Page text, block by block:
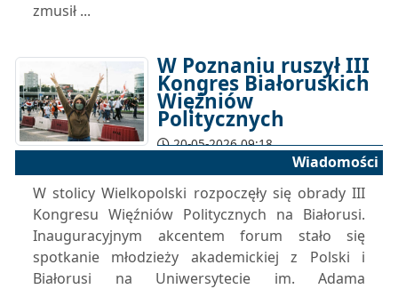
zmusił ...
W Poznaniu ruszył III
Kongres Białoruskich
Więźniów
Politycznych
20-05-2026 09:18
Wiadomości
W stolicy Wielkopolski rozpoczęły się obrady III
Kongresu Więźniów Politycznych na Białorusi.
Inauguracyjnym akcentem forum stało się
spotkanie młodzieży akademickiej z Polski i
Białorusi na Uniwersytecie im. Adama